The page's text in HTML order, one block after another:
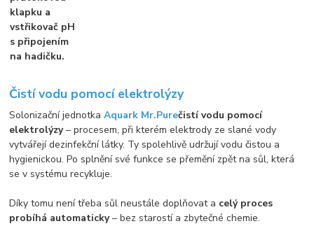
klapku a
vstřikovač pH
s připojením
na hadičku.
Čistí vodu pomocí elektrolýzy
Solonizační jednotkaAquark Mr.Purečistí vodu pomocí
elektrolýzy– procesem, při kterém elektrody ze slané vody
vytvářejí dezinfekční látky. Ty spolehlivě udržují vodu čistou a
hygienickou. Po splnění své funkce se přemění zpět na sůl, která
se v systému recykluje.
Díky tomu není třeba sůl neustále doplňovat a celý proces
probíhá automaticky– bez starostí a zbytečné chemie.